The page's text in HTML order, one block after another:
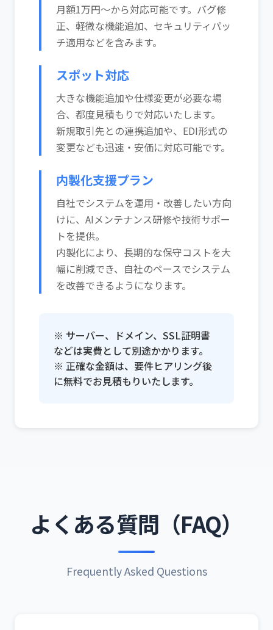
月額1万円～から対応可能です。バグ修
正、軽微な機能追加、セキュリティパッ
チ適用などを含みます。
スポット対応
大きな機能追加や仕様変更が必要な場
合、都度見積もりで対応いたします。
新規取引先との連携追加や、EDI形式の
変更なども迅速・安価に対応可能です。
内製化支援プラン
自社でシステムを運用・改善したい方向
けに、AIメンテナンス研修や技術サポー
トを提供。
内製化により、長期的な保守コストを大
幅に削減でき、自社のペースでシステム
を改善できるようになります。
※ サーバー、ドメイン、SSL証明書
などは実費として別途かかります。
※ 正確な金額は、要件ヒアリング後
に無料でお見積もりいたします。
よくある質問（FAQ）
Frequently Asked Questions